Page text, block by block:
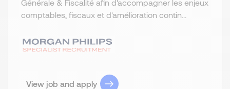
Générale & Fiscalité afin d'accompagner les enjeux
comptables, fiscaux et d'amélioration contin...
View job and apply